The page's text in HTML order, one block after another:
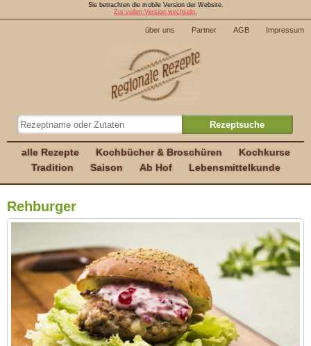
Sie betrachten die mobile Version der Website.
Zur vollen Version wechseln.
über uns Partner AGB Impressum
alle Rezepte Kochbücher & Broschüren
Kochkurse
Tradition
Saison Ab Hof Lebensmittelkunde
Rehburger